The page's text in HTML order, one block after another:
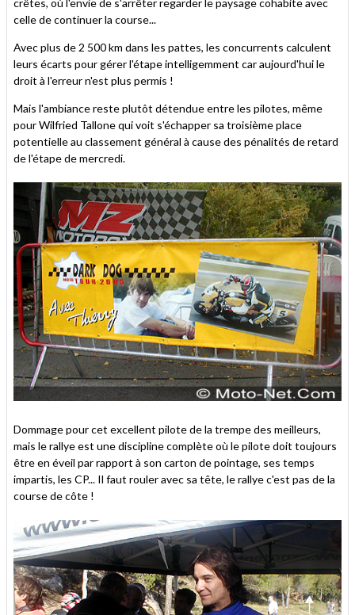
un
ami
celle de continuer la course...
Avec plus de 2 500 km dans les pattes, les concurrents calculent
leurs écarts pour gérer l'étape intelligemment car aujourd'hui le
droit à l'erreur n'est plus permis !
Mais l'ambiance reste plutôt détendue entre les pilotes, même
pour Wilfried Tallone qui voit s'échapper sa troisième place
potentielle au classement général à cause des pénalités de retard
de l'étape de mercredi.
Dommage pour cet excellent pilote de la trempe des meilleurs,
mais le rallye est une discipline complète où le pilote doit toujours
être en éveil par rapport à son carton de pointage, ses temps
impartis, les CP... Il faut rouler avec sa tête, le rallye c'est pas de la
course de côte !